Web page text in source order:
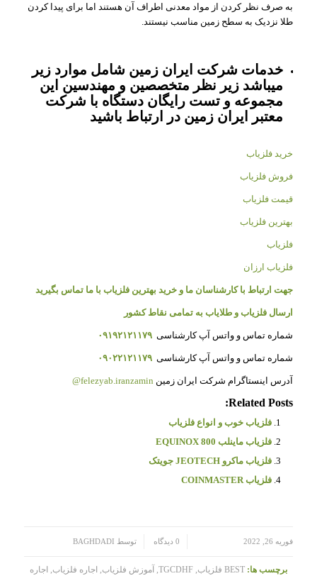
به صرف نظر کردن از مواد معدنی اطراف آن هستند اما برای پیدا کردن
طلا نزدیک به سطح زمین مناسب نیستند.
خدمات شرکت ایران زمین شامل موارد زیر
میباشد زیر نظر متخصصین و مهندسین این
مجموعه و تست رایگان دستگاه با شرکت
معتبر ایران زمین در ارتباط باشید
خرید فلزیاب
فروش فلزیاب
قیمت فلزیاب
بهترین فلزیاب
فلزیاب
فلزیاب ارزان
جهت ارتباط با کارشناسان ما و خرید بهترین فلزیاب با ما تماس بگیرید
ارسال فلزیاب و طلایاب به تمامی نقاط کشور
شماره تماس و واتس آپ کارشناسی ۰۹۱۹۲۱۲۱۱۷۹
شماره تماس و واتس آپ کارشناسی ۰۹۰۲۲۱۲۱۱۷۹
آدرس اینستاگرام شرکت ایران زمین felezyab.iranzamin@
Related Posts:
فلزیاب خوب و انواع فلزیاب
فلزیاب ماینلب EQUINOX 800
فلزیاب ماکرو JEOTECH جویتک
فلزیاب COINMASTER
فوریه 26, 2022 0 دیدگاه توسط BAGHDADI
برچسب ها: BEST فلزیاب ,
TGCDHF
, آموزش فلزیاب, اجاره فلزیاب, اجاره